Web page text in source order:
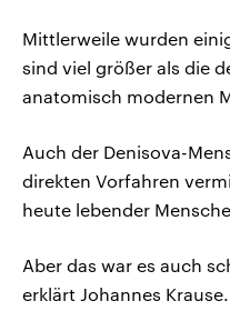
Mittlerweile wurden
sind viel größer als die
anatomisch modernen
Auch der Denisova-
direkten Vorfahren
heute lebender
Aber das war es auch
erklärt Johannes Krause.